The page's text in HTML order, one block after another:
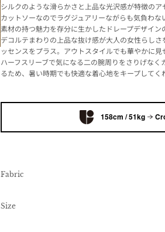
シルクのような滑らかさと上品な光沢感が特徴のア
カットソーなのでラグジュアリーながらも気負わな
素材の持つ魅力を存分に生かしたドレープデザイン
デコルテまわりの上品な抜け感が大人の女性らし
ッセンスをプラス。アウトスタイルでも華やかに見
ハーフスリーブで気になる二の腕周りをさりげな
るため、暑い時期でも快適な着心地をキープしてく
158cm / 51kg
Fabric
Size